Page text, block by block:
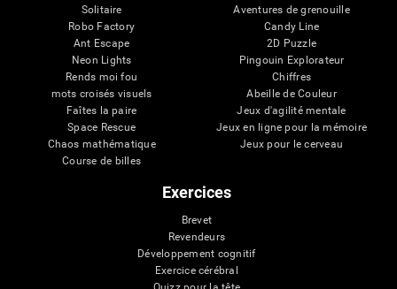
Solitaire
Robo Factory
Ant Escape
Neon Lights
Rends moi fou
mots croisés visuels
Faîtes la paire
Space Rescue
Chaos mathématique
Course de billes
Aventures de grenouille
Candy Line
2D Puzzle
Pingouin Explorateur
Chiffres
Abeille de Couleur
Jeux d'agilité mentale
Jeux en ligne pour la mémoire
Jeux pour le cerveau
Exercices
Brevet
Revendeurs
Développement cognitif
Exercice cérébral